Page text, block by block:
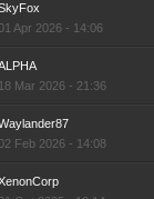
Apr 2026 - 14:06
18 Mar 2026 - 21:36
Feb 2026 - 14:08